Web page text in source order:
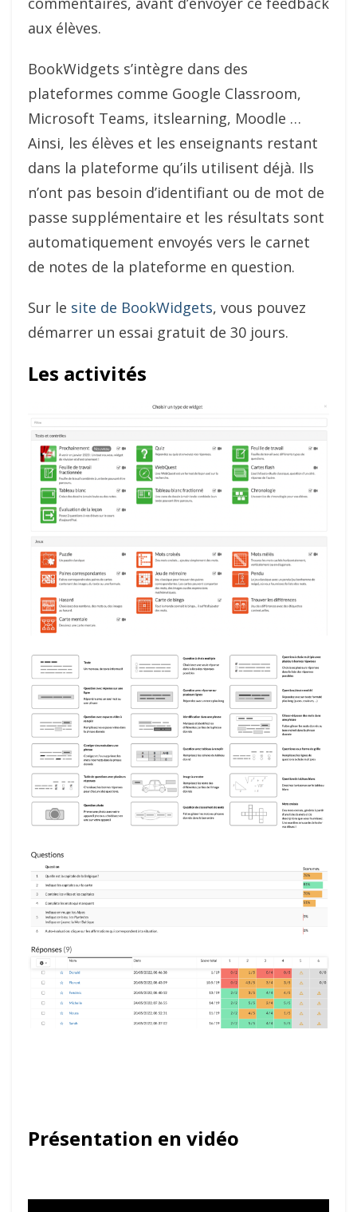
aux élèves.
BookWidgets s’intègre dans des
plateformes comme Google Classroom,
Microsoft Teams, itslearning, Moodle …
Ainsi, les élèves et les enseignants restant
dans la plateforme qu’ils utilisent déjà. Ils
n’ont pas besoin d’identifiant ou de mot de
passe supplémentaire et les résultats sont
automatiquement envoyés vers le carnet
de notes de la plateforme en question.
Sur le site de BookWidgets, vous pouvez
démarrer un essai gratuit de 30 jours.
Les activités
Présentation en vidéo